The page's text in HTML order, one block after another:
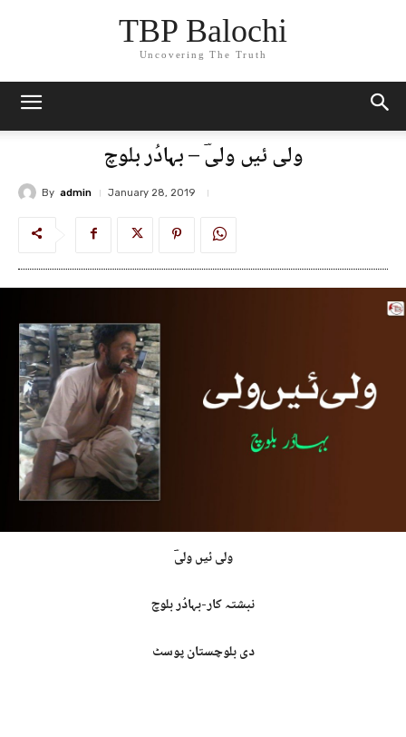
TBP Balochi
Uncovering The Truth
ولی ئیں ولیؔ – بہادُر بلوچ
By admin January 28, 2019
ولی ئیں ولیؔ
نبشتہ کار-بہادُر بلوچ
دی بلوچستان پوسٹ